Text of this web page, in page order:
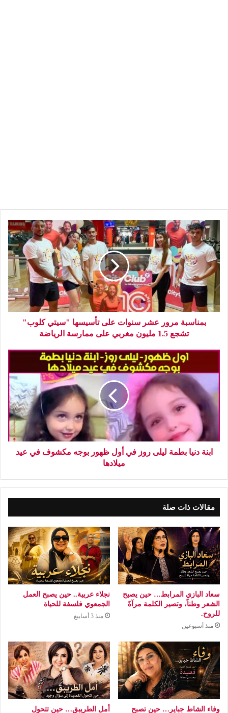
بمناسبة مرور عشر سنوات على تأسيسها "سيتي كلوب"
تشجع 1.5 مليون مغربي على ممارسة الرياضة
ابنة دنيا بطمة ليلى روز في أول ظهور بوجه مكشوف في عيد
ميلادها
مقالات ذات صلة
سعاد البازي المرابط… حين يصبح
الشعر وطناً، وتصير الكلمة مرآةً
للروح.
منذ أسبوعين
نجلاء عربية.. حين يصبح العمل
الجمعوي فلسفة للحياة
منذ 3 أسابيع
وفاء الشاط جباير… حين تصبح
أمل الطريبق… حين تتحول